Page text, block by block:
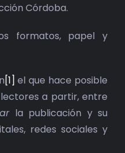
CARTELES
BIBLIOTECA
RED EOL
Córdoba.
formatos, papel y
[1] el que hace posible
a partir, entre
la publicación y su
redes sociales y